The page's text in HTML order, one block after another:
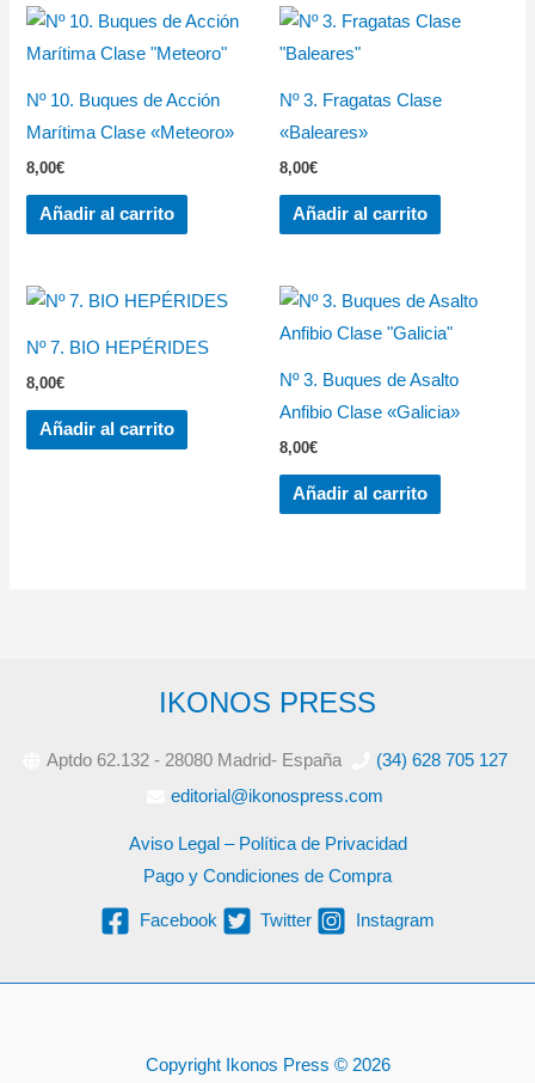
Nº 10. Buques de Acción
Marítima Clase «Meteoro»
8,00€
Añadir al carrito
Nº 3. Fragatas Clase
«Baleares»
8,00€
Añadir al carrito
Nº 7. BIO HEPÉRIDES
8,00€
Añadir al carrito
Nº 3. Buques de Asalto
Anfibio Clase «Galicia»
8,00€
Añadir al carrito
IKONOS PRESS
Aptdo 62.132 - 28080 Madrid- España
(34) 628 705 127
editorial@ikonospress.com
Aviso Legal – Política de Privacidad
Pago y Condiciones de Compra
Facebook Twitter Instagram
Copyright Ikonos Press © 2026